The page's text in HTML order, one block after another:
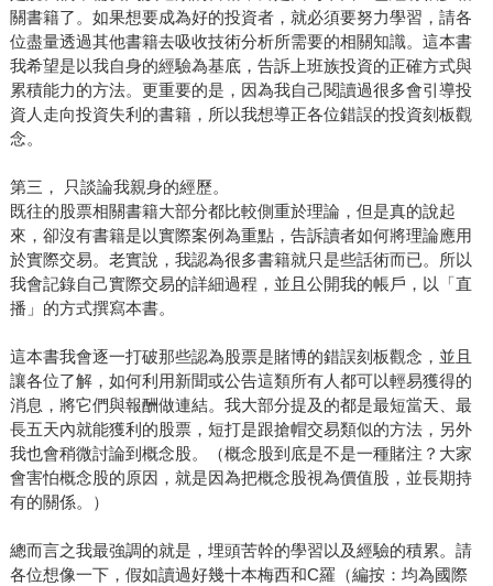
關書籍了。如果想要成為好的投資者，就必須要努力學習，請各
位盡量透過其他書籍去吸收技術分析所需要的相關知識。這本書
我希望是以我自身的經驗為基底，告訴上班族投資的正確方式與
累積能力的方法。更重要的是，因為我自己閱讀過很多會引導投
資人走向投資失利的書籍，所以我想導正各位錯誤的投資刻板觀
念。
第三， 只談論我親身的經歷。
既往的股票相關書籍大部分都比較側重於理論，但是真的說起
來，卻沒有書籍是以實際案例為重點，告訴讀者如何將理論應用
於實際交易。老實說，我認為很多書籍就只是些話術而已。所以
我會記錄自己實際交易的詳細過程，並且公開我的帳戶，以「直
播」的方式撰寫本書。
這本書我會逐一打破那些認為股票是賭博的錯誤刻板觀念，並且
讓各位了解，如何利用新聞或公告這類所有人都可以輕易獲得的
消息，將它們與報酬做連結。我大部分提及的都是最短當天、最
長五天內就能獲利的股票，短打是跟搶帽交易類似的方法，另外
我也會稍微討論到概念股。（概念股到底是不是一種賭注？大家
會害怕概念股的原因，就是因為把概念股視為價值股，並長期持
有的關係。）
總而言之我最強調的就是，埋頭苦幹的學習以及經驗的積累。請
各位想像一下，假如讀過好幾十本梅西和C羅（編按：均為國際